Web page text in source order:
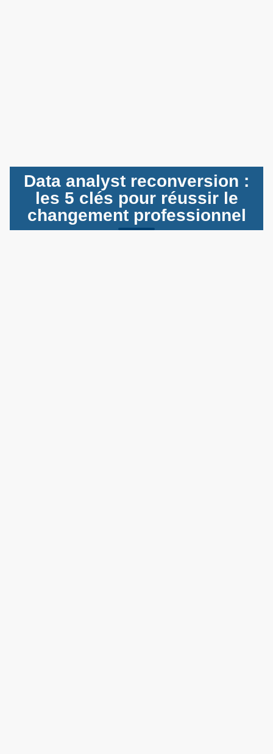
Data analyst reconversion :
les 5 clés pour réussir le
changement professionnel